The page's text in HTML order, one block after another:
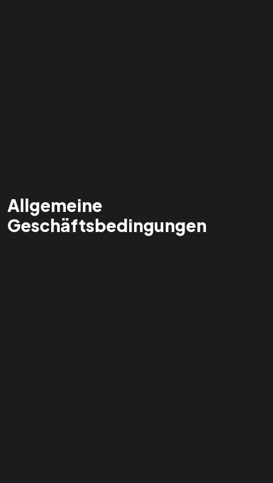
Allgemeine
Geschäftsbedingungen